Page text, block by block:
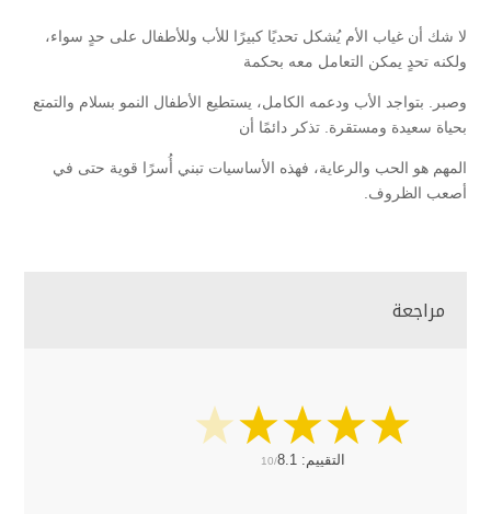
لا شك أن غياب الأم يُشكل تحديًا كبيرًا للأب وللأطفال على حدٍ سواء،
ولكنه تحدٍ يمكن التعامل معه بحكمة
وصبر. بتواجد الأب ودعمه الكامل، يستطيع الأطفال النمو بسلام والتمتع
بحياة سعيدة ومستقرة. تذكر دائمًا أن
المهم هو الحب والرعاية، فهذه الأساسيات تبني أُسرًا قوية حتى في
أصعب الظروف.
مراجعة
التقييم: 10/8.1